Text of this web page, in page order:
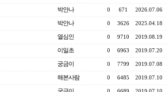
박안나 0 671 2026.07.06
박안나 0 3626 2025.04.18
열심인 0 9710 2019.08.19
이일초 0 6963 2019.07.20
궁금이 0 7799 2019.07.08
해본사람 0 6485 2019.07.10